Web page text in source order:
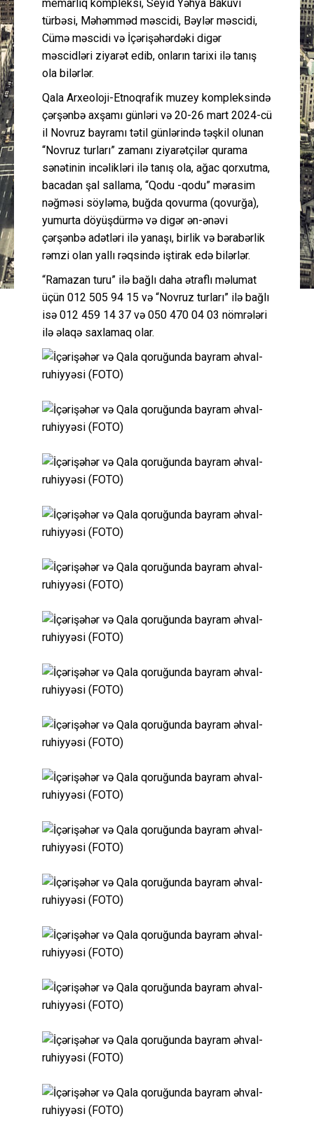
memarlıq kompleksi, Seyid Yəhya Bakuvi
türbəsi, Məhəmməd məscidi, Bəylər məscidi,
Cümə məscidi və İçərişəhərdəki digər
məscidləri ziyarət edib, onların tarixi ilə tanış
ola bilərlər.
Qala Arxeoloji-Etnoqrafik muzey kompleksində
çərşənbə axşamı günləri və 20-26 mart 2024-cü
il Novruz bayramı tətil günlərində təşkil olunan
“Novruz turları” zamanı ziyarətçilər qurama
sənətinin incəlikləri ilə tanış ola, ağac qorxutma,
bacadan şal sallama, “Qodu -qodu” mərasim
nəğməsi söyləmə, buğda qovurma (qovurğa),
yumurta döyüşdürmə və digər ən-ənəvi
çərşənbə adətləri ilə yanaşı, birlik və bərabərlik
rəmzi olan yallı rəqsində iştirak edə bilərlər.
“Ramazan turu” ilə bağlı daha ətraflı məlumat
üçün 012 505 94 15 və “Novruz turları” ilə bağlı
isə 012 459 14 37 və 050 470 04 03 nömrələri
ilə əlaqə saxlamaq olar.